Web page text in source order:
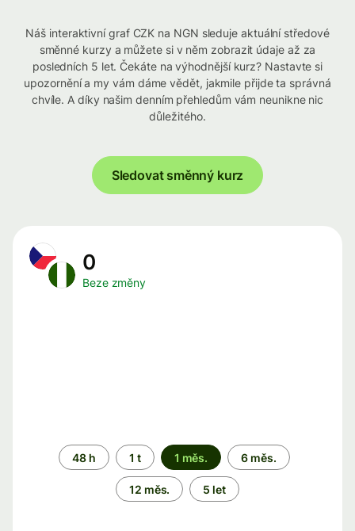
Náš interaktivní graf CZK na NGN sleduje aktuální středové
směnné kurzy a můžete si v něm zobrazit údaje až za
posledních 5 let. Čekáte na výhodnější kurz? Nastavte si
upozornění a my vám dáme vědět, jakmile přijde ta správná
chvíle. A díky našim denním přehledům vám neunikne nic
důležitého.
Sledovat směnný kurz
0
Beze změny
Časové
období
48 h 1 t 1 měs. 6 měs.
12 měs. 5 let